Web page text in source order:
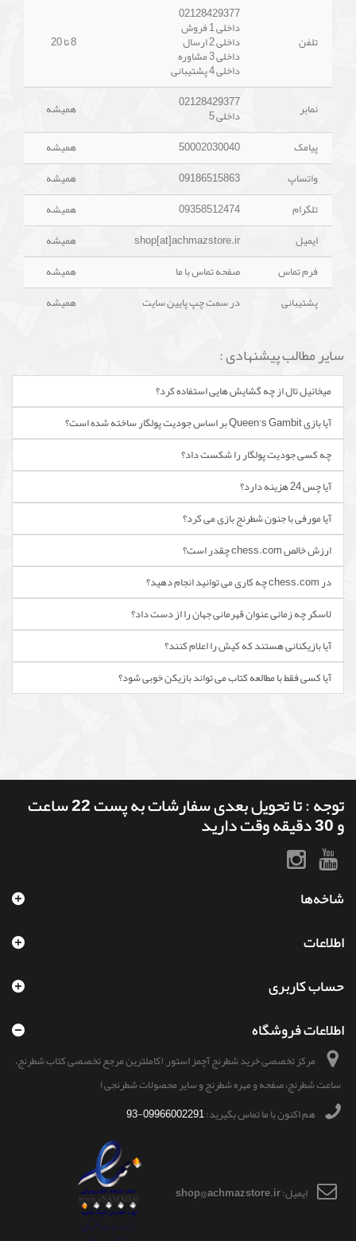
تلفن
02128429377
داخلی 1 فروش
داخلی 2 ارسال
داخلی 3 مشاوره
داخلی 4 پشتیبانی
8 تا 20
نمابر 02128429377
داخلی 5
همیشه
پیامک
50002030040
همیشه
واتساپ
09186515863
همیشه
تلگرام
09358512474
همیشه
ایمیل
shop[at]achmazstore.ir
همیشه
فرم تماس
صفحه تماس با ما
همیشه
پشتیبانی
در سمت چپ پایین سایت همیشه
سایر مطالب پیشنهادی :
میخائیل تال از چه گشایش هایی استفاده کرد؟
آیا بازی Queen's Gambit بر اساس جودیت پولگار ساخته شده است؟
چه کسی جودیت پولگار را شکست داد؟
آیا چس 24 هزینه دارد؟
آیا مورفی با جنون شطرنج بازی می کرد؟
ارزش خالص chess.com چقدر است؟
در chess.com چه کاری می توانید انجام دهید؟
لاسکر چه زمانی عنوان قهرمانی جهان را از دست داد؟
آیا بازیکنانی هستند که کیش را اعلام کنند؟
آیا کسی فقط با مطالعه کتاب می تواند بازیکن خوبی شود؟
توجه : تا تحویل بعدی سفارشات به پست 22 ساعت
و 30 دقیقه وقت دارید
شاخه‌ها
اطلاعات
حساب کاربری
اطلاعات فروشگاه
مرکز تخصصی خرید شطرنج آچمز استور, (کاملترین مرجع تخصصی کتاب شطرنج،
ساعت شطرنج، صفحه و مهره شطرنج و سایر محصولات شطرنجی)
هم اکنون با ما تماس بگیرید:09966002291-93
ایمیل:shop@achmazstore.ir